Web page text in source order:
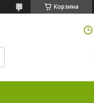
Корзина